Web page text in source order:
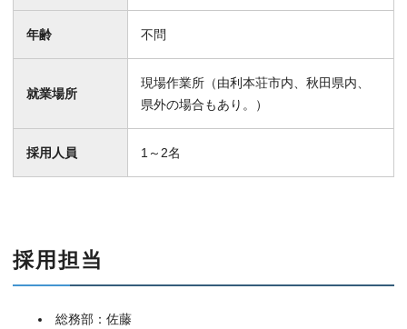
年齢 不問
就業場所
現場作業所（由利本荘市内、秋田県内、
県外の場合もあり。）
採用人員 1～2名
採用担当
総務部：佐藤